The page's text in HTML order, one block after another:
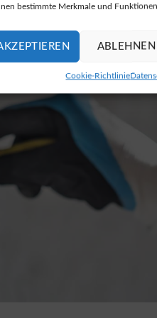
bestimmte Merkmale und
ABLEHNEN
Cookie-Richtlinie